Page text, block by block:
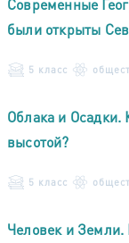
Современные
были открыты
5 класс
Облака и Осадки.
высотой?
5 класс
Человек и